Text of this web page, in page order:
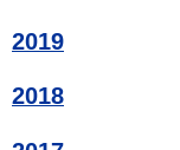
2019
2018